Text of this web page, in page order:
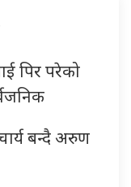
पिर परेको
बन्दै अरुण